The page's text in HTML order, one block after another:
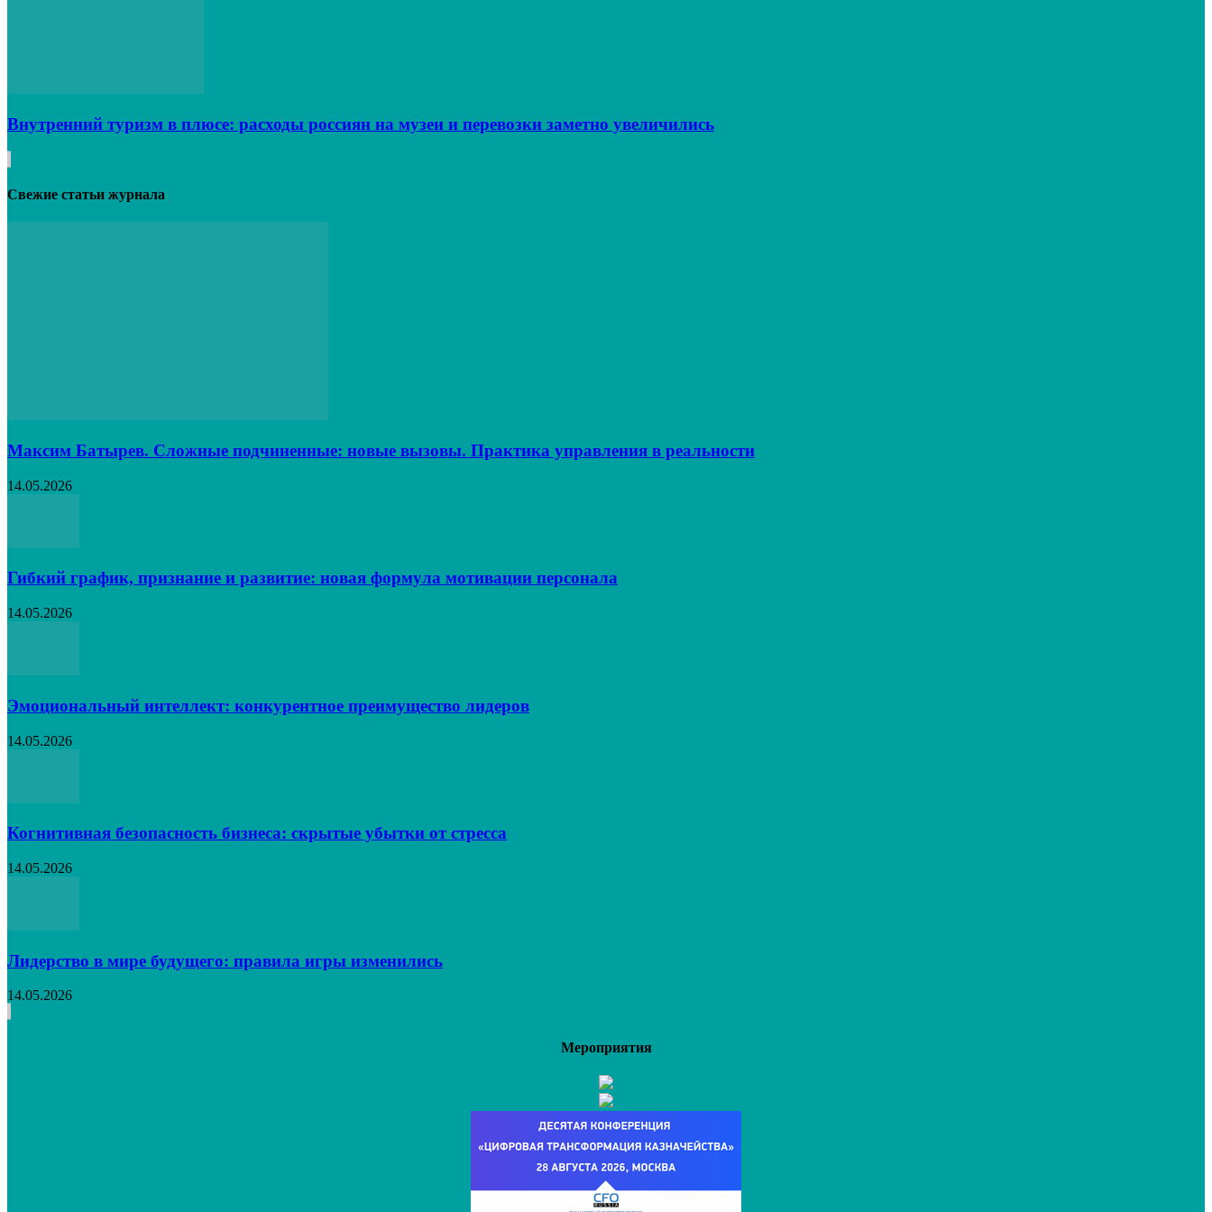
Внутренний туризм в плюсе: расходы россиян на музеи и перевозки заметно увеличились
Свежие статьи журнала
Максим Батырев. Сложные подчиненные: новые вызовы. Практика управления в реальности
14.05.2026
Гибкий график, признание и развитие: новая формула мотивации персонала
14.05.2026
Эмоциональный интеллект: конкурентное преимущество лидеров
14.05.2026
Когнитивная безопасность бизнеса: скрытые убытки от стресса
14.05.2026
Лидерство в мире будущего: правила игры изменились
14.05.2026
Мероприятия